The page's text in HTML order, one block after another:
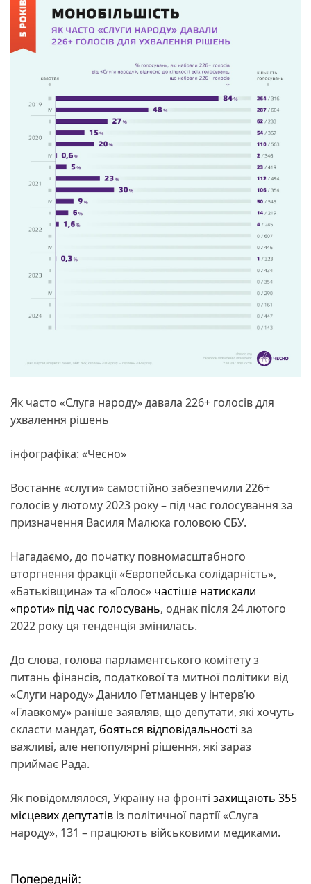
Як часто «Слуга народу» давала 226+ голосів для
ухвалення рішень
інфографіка: «Чесно»
Востаннє «слуги» самостійно забезпечили 226+
голосів у лютому 2023 року – під час голосування за
призначення Василя Малюка головою СБУ.
Нагадаємо, до початку повномасштабного
вторгнення фракції «Європейська солідарність»,
«Батьківщина» та «Голос» частіше натискали
«проти» під час голосувань, однак після 24 лютого
2022 року ця тенденція змінилась.
До слова, голова парламентського комітету з
питань фінансів, податкової та митної політики від
«Слуги народу» Данило Гетманцев у інтерв’ю
«Главкому» раніше заявляв, що депутати, які хочуть
скласти мандат, бояться відповідальності за
важливі, але непопулярні рішення, які зараз
приймає Рада.
Як повідомлялося, Україну на фронті захищають 355
місцевих депутатів із політичної партії «Слуга
народу», 131 – працюють військовими медиками.
Попередній: